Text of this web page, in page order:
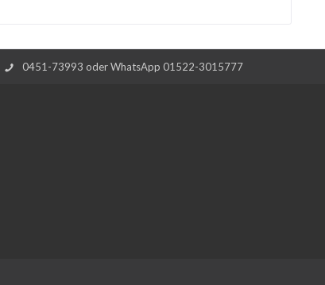
0451-73993 oder WhatsApp 01522-3015777